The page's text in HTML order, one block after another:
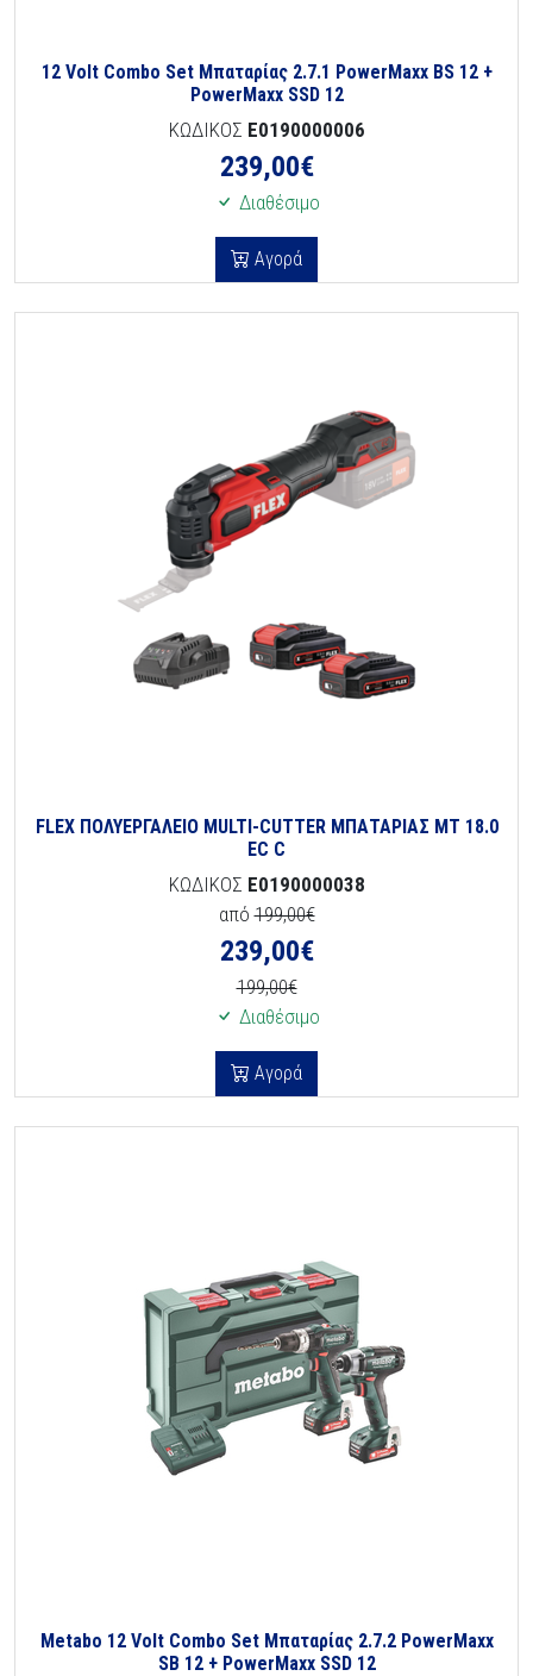
12 Volt Combo Set Μπαταρίας 2.7.1 PowerMaxx BS 12 +
PowerMaxx SSD 12
ΚΩΔΙΚΟΣ E0190000006
239,00€
Διαθέσιμο
Αγορά
FLEX ΠΟΛΥΕΡΓΑΛΕΙΟ MULTI-CUTTER ΜΠΑΤΑΡΙΑΣ MT 18.0
EC C
ΚΩΔΙΚΟΣ E0190000038
από199,00€
239,00€
199,00€
Διαθέσιμο
Αγορά
Metabo 12 Volt Combo Set Μπαταρίας 2.7.2 PowerMaxx
SB 12 + PowerMaxx SSD 12